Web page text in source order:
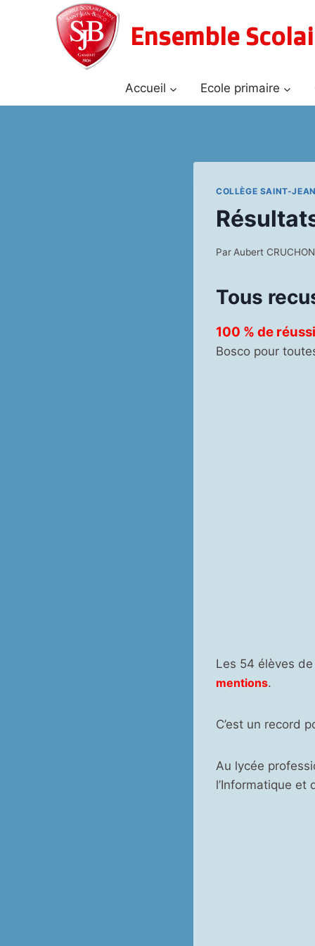
Ensemble
Accueil Ecole primaire
COLLÈGE SAINT-
ParAubert CRUCHON
Tous
100 % de
Bosco pour
Les 54 élèves
mentions.
C’est un record
Au lycée
l’Informatique et